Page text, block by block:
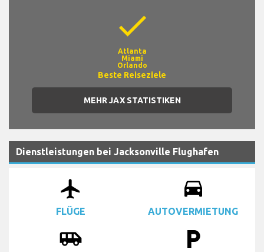
check
Atlanta
Miami
Orlando
Beste Reiseziele
MEHR JAX STATISTIKEN
Dienstleistungen bei Jacksonville Flughafen
airplanemode_active
FLÜGE
drive_eta
AUTOVERMIETUNG
airport_shuttle local_parking